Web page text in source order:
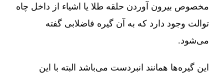
مخصوص بیرون آوردن حلقه طلا یا اشیاء از داخل چاه
توالت وجود دارد که به آن گیره فاضلابی گفته
می‌شود.
این گیره‌ها همانند انبردست می‌باشد البته با این